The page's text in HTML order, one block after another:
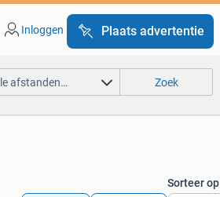
Inloggen Plaats advertentie
afstanden… Zoek
Sorteer op